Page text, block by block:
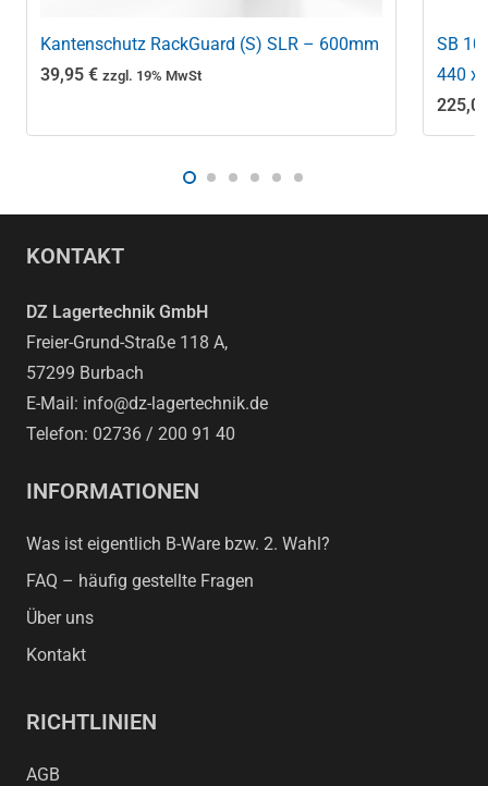
Kantenschutz RackGuard (S) SLR – 600mm
39,95 € zzgl. 19% MwSt
SB
440 x
KONTAKT
DZ Lagertechnik GmbH
Freier-Grund-Straße 118 A,
57299 Burbach
E-Mail: info@dz-lagertechnik.de
Telefon: 02736 / 200 91 40
INFORMATIONEN
Was ist eigentlich B-Ware bzw. 2. Wahl?
FAQ – häufig gestellte Fragen
Über uns
Kontakt
RICHTLINIEN
AGB